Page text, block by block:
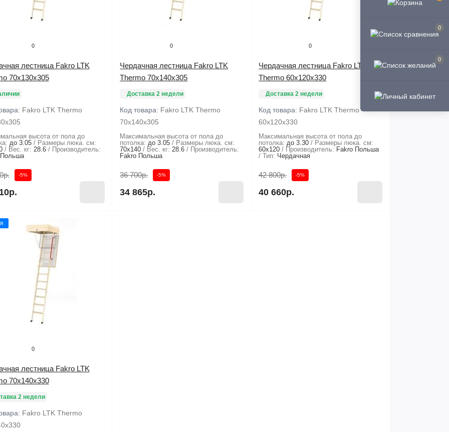
0
0
0
лестница Fakro LTK
70х130х305
Fakro LTK Thermo
высота от пола до
до 3.05
Размеры люка. см:
Вес. кг: 28.6
Производитель:
-5%
0
Чердачная лестница Fakro LTK
Thermo 70х140х305
Доставка 2 недели
Код товара: Fakro LTK Thermo
70х140х305
Максимальная высота от пола до
потолка: до 3.05
Размеры люка. см:
70x140
Вес. кг: 28.6
Производитель:
Fakro Польша
36 700р. -5%
34 865р.
0
Чердачная лестница Fakro LTK
Thermo 60х120х330
Доставка 2 недели
Код товара: Fakro LTK Thermo
60х120х330
Максимальная высота от пола до
потолка: до 3.30
Размеры люка. см:
60x120
Производитель: Fakro Польша
Тип: Чердачная
42 800р. -5%
40 660р.
0
лестница Fakro LTK
70х140х330
2 недели
Fakro LTK Thermo